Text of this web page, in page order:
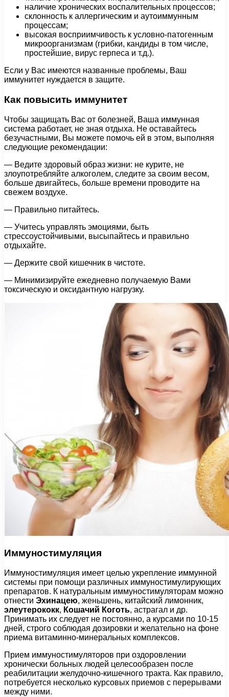
наличие хронических воспалительных процессов;
склонность к аллергическим и аутоиммунным
процессам;
высокая восприимчивость к условно-патогенным
микроорганизмам (грибки, кандиды в том числе,
простейшие, вирус герпеса и т.д.).
Если у Вас имеются названные проблемы, Ваш
иммунитет нуждается в защите.
Как повысить иммунитет
Чтобы защищать Вас от болезней, Ваша иммунная
система работает, не зная отдыха. Не оставайтесь
безучастными, Вы можете помочь ей в этом, выполняя
следующие рекомендации:
— Ведите здоровый образ жизни: не курите, не
злоупотребляйте алкоголем, следите за своим весом,
больше двигайтесь, больше времени проводите на
свежем воздухе.
— Правильно питайтесь.
— Учитесь управлять эмоциями, быть
стрессоустойчивыми, высыпайтесь и правильно
отдыхайте.
— Держите свой кишечник в чистоте.
— Минимизируйте ежедневно получаемую Вами
токсическую и оксидантную нагрузку.
Иммуностимуляция
Иммуностимуляция имеет целью укрепление иммунной
системы при помощи различных иммуностимулирующих
препаратов. К натуральным иммуностимуляторам можно
отнести Эхинацею, женьшень, китайский лимонник,
элеутерококк, Кошачий Коготь, астрагал и др.
Принимать их следует не постоянно, а курсами по 10-15
дней, строго соблюдая дозировки и желательно на фоне
приема витаминно-минеральных комплексов.
Прием иммуностимуляторов при оздоровлении
хронически больных людей целесообразен после
реабилитации желудочно-кишечного тракта. Как правило,
потребуется несколько курсовых приемов с перерывами
между ними.